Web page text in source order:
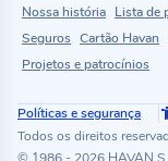
Nossa história Lista de
Seguros Cartão Havan
Projetos e patrocínios
Políticas e segurança
Todos os direitos